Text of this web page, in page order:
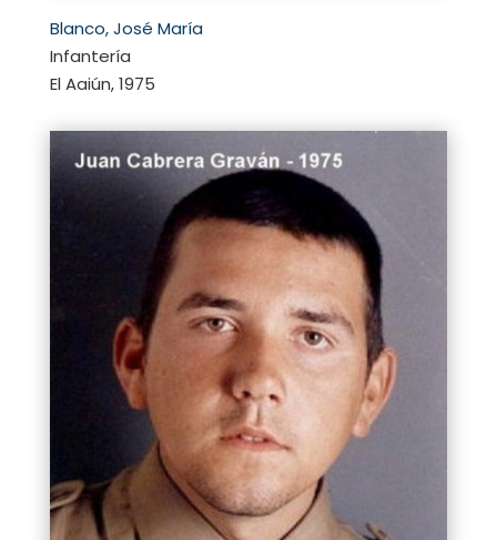
Blanco, José María
Infantería
El Aaiún, 1975